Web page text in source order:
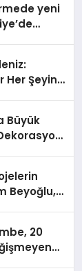
yeni
modeli
Plus
Tam
ve
yaşam
Her Şeyin
Büyük
Beyoğlu,
20